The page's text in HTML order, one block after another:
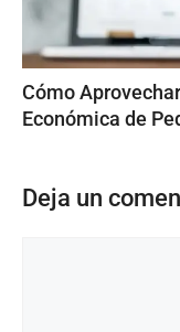
Cómo
Económica de
Deja un